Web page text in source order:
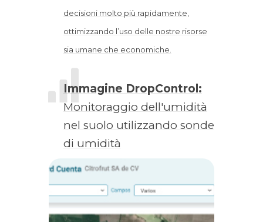
decisioni molto più rapidamente,
ottimizzando l’uso delle nostre risorse
sia umane che economiche.
Immagine DropControl:
Monitoraggio dell'umidità
nel suolo utilizzando sonde
di umidità